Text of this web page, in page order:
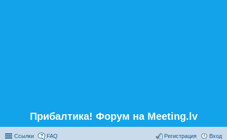
Прибалтика! Форум на Meeting.lv
Ссылки FAQ Вход
Регистрация